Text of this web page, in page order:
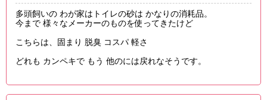
多頭飼いの わが家はトイレの砂は かなりの消耗品。
今まで 様々なメーカーのものを使ってきたけど
こちらは、固まり 脱臭 コスパ 軽さ
どれも カンペキで もう 他のには戻れなそうです。